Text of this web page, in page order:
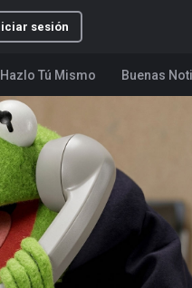
sesión
Hazlo Tú Mismo Buenas